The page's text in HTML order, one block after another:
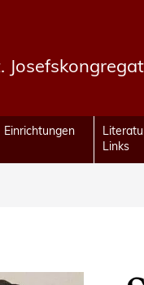
Einrichtungen
Links